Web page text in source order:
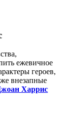
ежевичное
героев,
внезапные
Харрис